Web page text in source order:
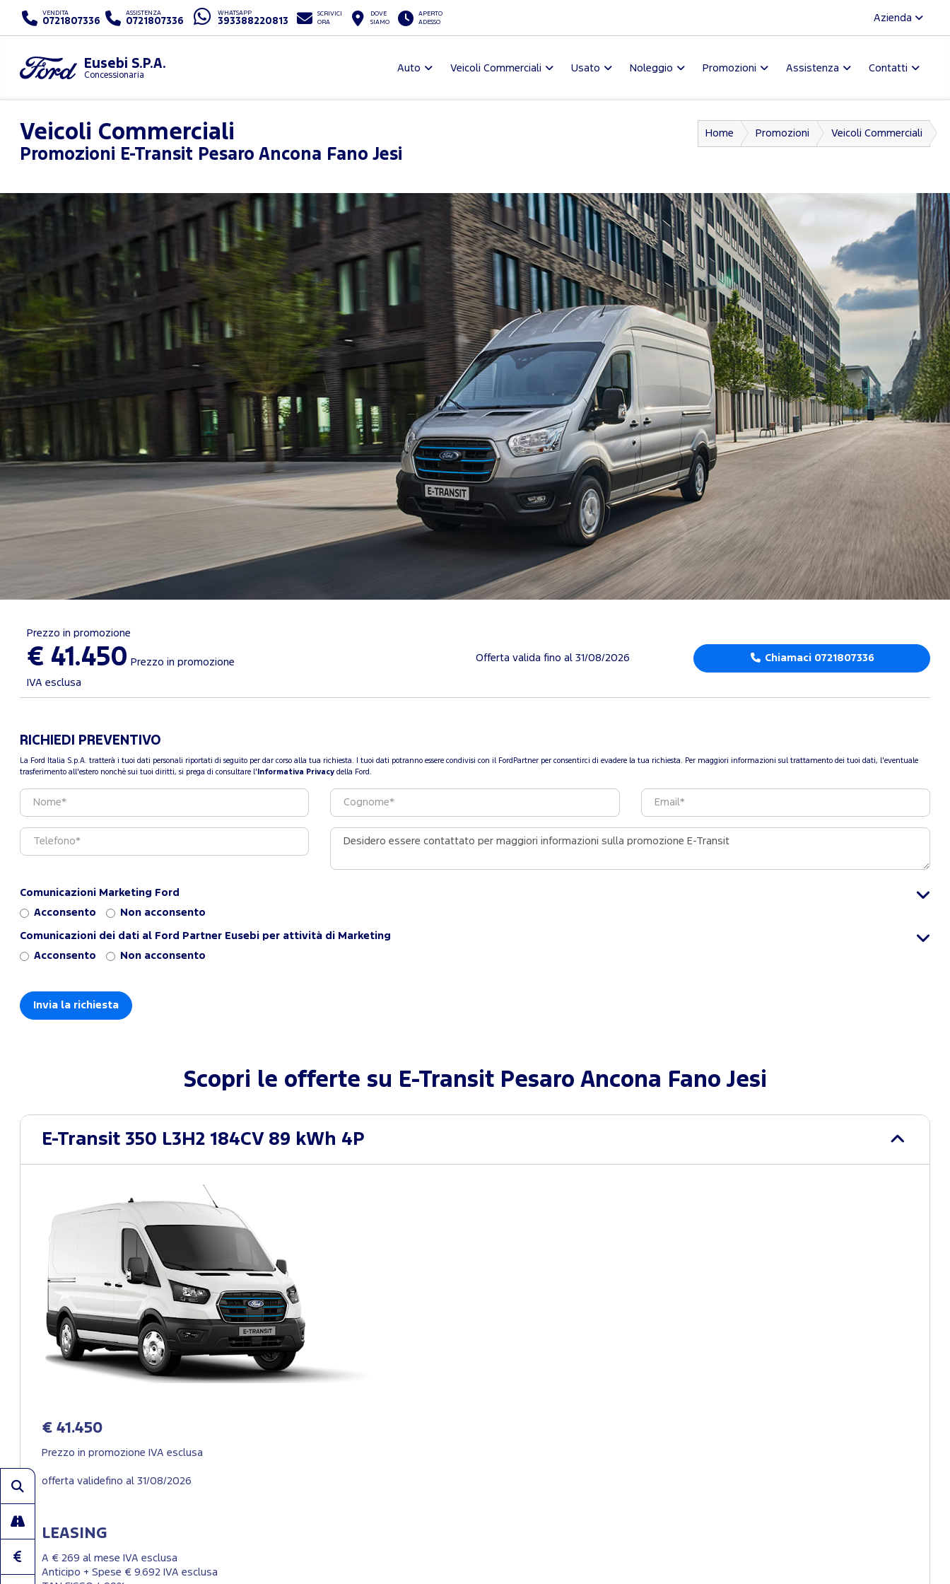
VENDITA
0721807336
ASSISTENZA
0721807336
WHATSAPP
393388220813
SCRIVICI
ORA
DOVE
SIAMO
APERTO
ADESSO
Azienda
Eusebi S.P.A.
Concessionaria
Auto Veicoli Commerciali Usato Noleggio Promozioni Assistenza Contatti
Veicoli Commerciali
Promozioni E-Transit Pesaro Ancona Fano Jesi
Home Promozioni Veicoli Commerciali
Prezzo in promozione
€ 41.450 Prezzo in promozione
IVA esclusa
Offerta valida fino al 31/08/2026 Chiamaci 0721807336
RICHIEDI PREVENTIVO
La Ford Italia S.p.A. tratterà i tuoi dati personali riportati di seguito per dar corso alla tua richiesta. I tuoi dati potranno essere condivisi con il FordPartner per consentirci di evadere la tua richiesta. Per maggiori informazioni sul trattamento dei tuoi dati, l'eventuale
trasferimento all'estero nonchè sui tuoi diritti, si prega di consultare l' Informativa Privacy della Ford.
Comunicazioni Marketing Ford
Acconsento Non acconsento
Comunicazioni dei dati al Ford Partner Eusebi per attività di Marketing
Acconsento Non acconsento
Scopri le offerte su E-Transit Pesaro Ancona Fano Jesi
E-Transit 350 L3H2 184CV 89 kWh 4P
€ 41.450
Prezzo in promozione IVA esclusa
offerta validefino al 31/08/2026
LEASING
A € 269 al mese IVA esclusa
Anticipo + Spese € 9.692 IVA esclusa